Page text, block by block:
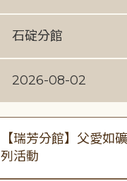
石碇分館
2026-08-02
【瑞芳分館】父愛如
列活動